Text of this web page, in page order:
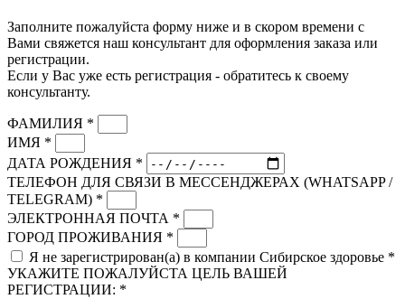
Заполните пожалуйста форму ниже и в скором времени с
Вами свяжется наш консультант для оформления заказа или
регистрации.
Если у Вас уже есть регистрация - обратитесь к своему
консультанту.
ФАМИЛИЯ *
ИМЯ *
ДАТА РОЖДЕНИЯ *
ТЕЛЕФОН ДЛЯ СВЯЗИ В МЕССЕНДЖЕРАХ (WHATSAPP /
TELEGRAM) *
ЭЛЕКТРОННАЯ ПОЧТА *
ГОРОД ПРОЖИВАНИЯ *
Я не зарегистрирован(а) в компании Сибирское здоровье *
УКАЖИТЕ ПОЖАЛУЙСТА ЦЕЛЬ ВАШЕЙ
РЕГИСТРАЦИИ: *